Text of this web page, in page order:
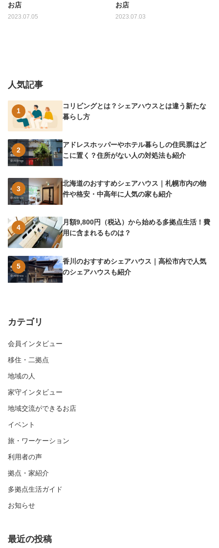
お店
2023.07.05
お店
2023.07.03
人気記事
1
コリビングとは？シェアハウスとは違う新たな
暮らし方
2
アドレスホッパーやホテル暮らしの住民票はど
こに置く？住所がない人の対処法も紹介
3
北海道のおすすめシェアハウス｜札幌市内の物
件や格安・中高年に人気の家も紹介
4
月額9,800円（税込）から始める多拠点生活！費
用に含まれるものは？
5
香川のおすすめシェアハウス｜高松市内で人気
のシェアハウスも紹介
カテゴリ
会員インタビュー
移住・二拠点
地域の人
家守インタビュー
地域交流ができるお店
イベント
旅・ワーケーション
利用者の声
拠点・家紹介
多拠点生活ガイド
お知らせ
最近の投稿